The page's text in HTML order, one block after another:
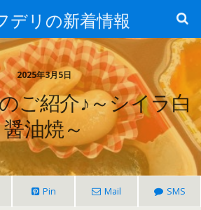
デリの新着情報
2025年3月5日
ご紹介♪～シイラ白
醤油焼～
Pin Mail SMS